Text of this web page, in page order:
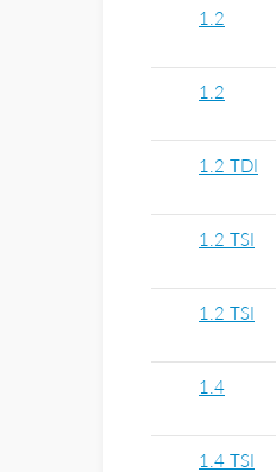
1.2
1.2
1.2 TDI
1.2 TSI
1.2 TSI
1.4
1.4 TSI